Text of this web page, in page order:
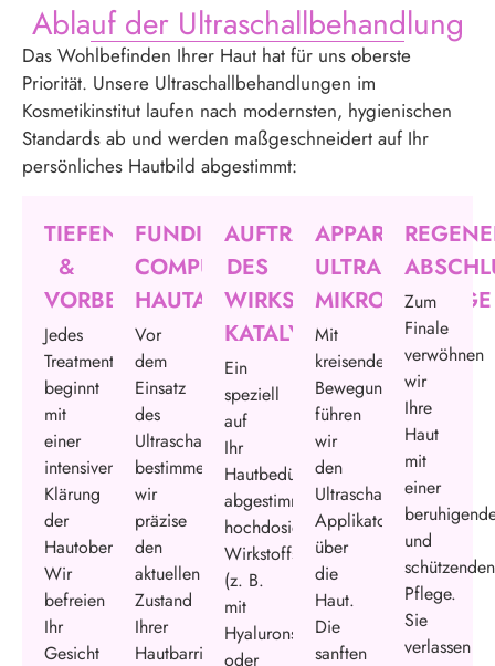
Ablauf der Ultraschallbehandlung
Das Wohlbefinden Ihrer Haut hat für uns oberste
Priorität. Unsere Ultraschallbehandlungen im
Kosmetikinstitut laufen nach modernsten, hygienischen
Standards ab und werden maßgeschneidert auf Ihr
persönliches Hautbild abgestimmt:
TIEFENREINIGUNG
&
VORBEREITUNG
Jedes
Treatment
beginnt
mit
einer
intensiven
Klärung
der
Hautoberfläche.
Wir
befreien
Ihr
Gesicht
FUNDIERTE
COMPUTERGESTÜTZTE
HAUTANALYSE
Vor
dem
Einsatz
des
Ultraschalls
bestimmen
wir
präzise
den
aktuellen
Zustand
Ihrer
Hautbarriere.
AUFTRAGEN
DES
WIRKSTOFF-
KATALYSATORS
Ein
speziell
auf
Ihr
Hautbedürfnis
abgestimmtes,
hochdosiertes
Wirkstoffserum
(z. B.
mit
Hyaluronsäure
oder
APPARATIVE
ULTRASCHALL-
MIKROMASSAGE
Mit
kreisenden
Bewegungen
führen
wir
den
Ultraschall-
Applikator
über
die
Haut.
Die
sanften
Zum
Finale
verwöhnen
wir
Ihre
Haut
mit
einer
und
schützenden
Pflege.
Sie
verlassen